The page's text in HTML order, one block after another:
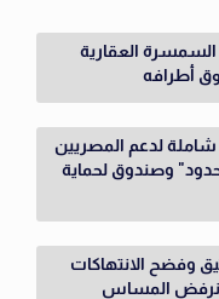
السمسرة العقارية
أطرافه
شاملة لدعم المصريين
وصندوق لحماية
وفضح الانتهاكات
نرفض المساس